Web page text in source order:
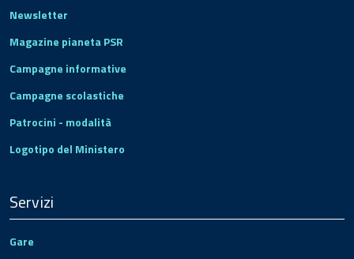
Newsletter
Magazine pianeta PSR
Campagne informative
Campagne scolastiche
Patrocini - modalità
Logotipo del Ministero
Servizi
Gare